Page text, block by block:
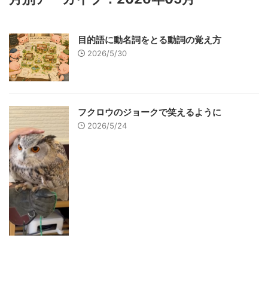
目的語に動名詞をとる動詞の覚え方
2026/5/30
フクロウのジョークで笑えるように
2026/5/24